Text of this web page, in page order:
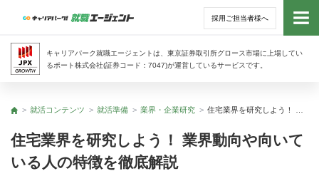
採用ご担当者様へ
キャリアパーク就職エージェントは、東京証券取引所グロース市場に上場してい
るポート株式会社(証券コード：7047)が運営しているサービスです。
トッ
トップ
就活コンテンツ 就活準備 業界・企業研究
住宅業界を研究しよう！ 業界動向や向いて
いる人の特徴を徹底解説